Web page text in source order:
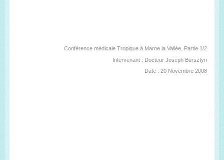
Conférence médicale Tropique à Marne la Vallée. Partie 1/2
Intervenant : Docteur Joseph Bursztyn
Date : 20 Novembre 2008